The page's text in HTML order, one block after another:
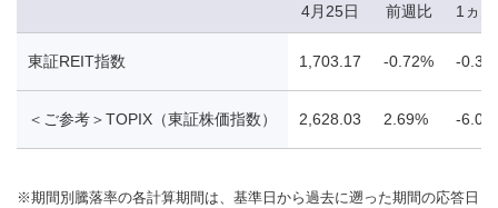
4月25日 前週比 1ヵ
東証REIT指数 1,703.17 -0.72% -
＜ご参考＞TOPIX（東証株価指数） 2,628.03 2.69% -
※期間別騰落率の各計算期間は、基準日から過去に遡った期間の応答日